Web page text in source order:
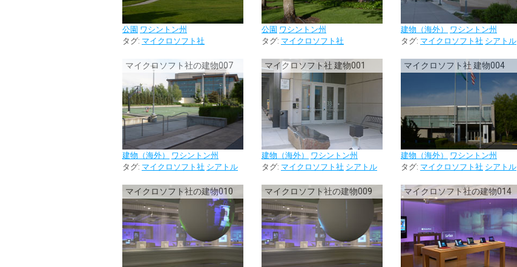
公園 ワシントン州
タグ: マイクロソフト社
公園 ワシントン州
タグ: マイクロソフト社
建物（海外）
ワシントン州
タグ: マイクロソフト社 シアトル
マイクロソフト社の建物007
建物（海外）
ワシントン州
タグ: マイクロソフト社 シアトル
マイクロソフト社 建物001
建物（海外）
ワシントン州
タグ: マイクロソフト社 シアトル
マイクロソフト社 建物004
建物（海外）
ワシントン州
タグ: マイクロソフト社 シアトル
マイクロソフト社の建物010 マイクロソフト社の建物009 マイクロソフト社の建物014